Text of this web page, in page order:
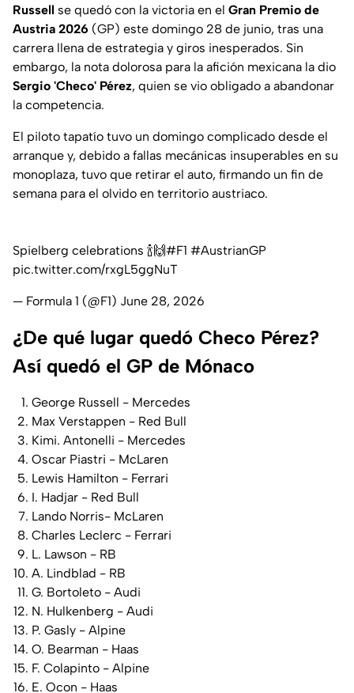
Russell se quedó con la victoria en el Gran Premio de
Austria 2026 (GP) este domingo 28 de junio, tras una
carrera llena de estrategia y giros inesperados. Sin
embargo, la nota dolorosa para la afición mexicana la dio
Sergio 'Checo' Pérez, quien se vio obligado a abandonar
la competencia.
El piloto tapatío tuvo un domingo complicado desde el
arranque y, debido a fallas mecánicas insuperables en su
monoplaza, tuvo que retirar el auto, firmando un fin de
semana para el olvido en territorio austriaco.
Spielberg celebrations 🍾🙌#F1 #AustrianGP
pic.twitter.com/rxgL5ggNuT
— Formula 1 (@F1) June 28, 2026
¿De qué lugar quedó Checo Pérez?
Así quedó el GP de Mónaco
George Russell - Mercedes
Max Verstappen - Red Bull
Kimi. Antonelli - Mercedes
Oscar Piastri - McLaren
Lewis Hamilton - Ferrari
I. Hadjar - Red Bull
Lando Norris- McLaren
Charles Leclerc - Ferrari
L. Lawson - RB
A. Lindblad - RB
G. Bortoleto - Audi
N. Hulkenberg - Audi
P. Gasly - Alpine
O. Bearman - Haas
F. Colapinto - Alpine
E. Ocon - Haas